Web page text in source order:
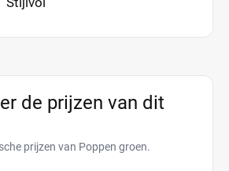
de prijzen van dit
prijzen van Poppen groen.